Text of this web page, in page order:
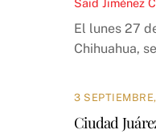
Said Jiménez
El lunes 27
Chihuahua,
3
Ciudad